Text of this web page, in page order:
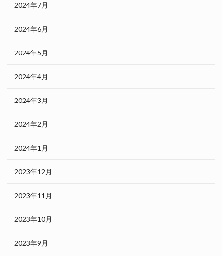
2024年7月
2024年6月
2024年5月
2024年4月
2024年3月
2024年2月
2024年1月
2023年12月
2023年11月
2023年10月
2023年9月